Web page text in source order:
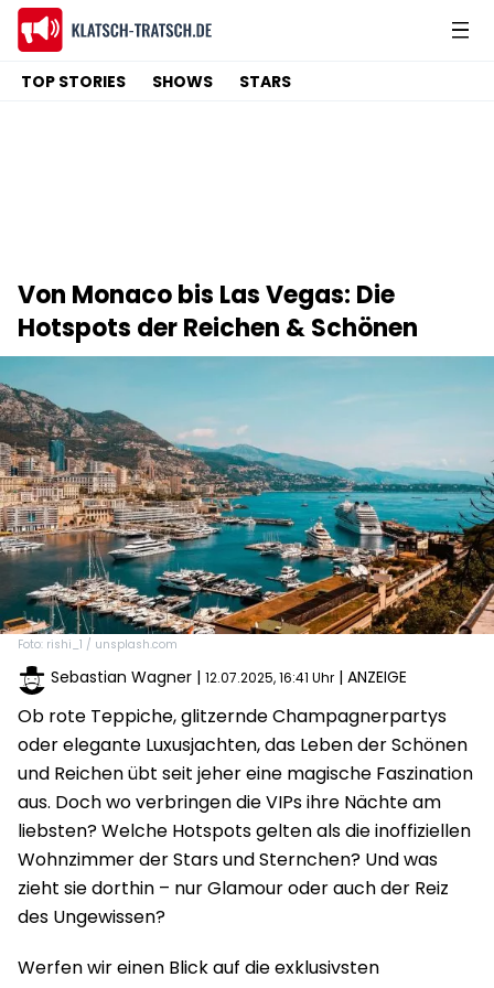
TOP STORIES SHOWS STARS
Von Monaco bis Las Vegas: Die
Hotspots der Reichen & Schönen
Foto: rishi_1 / unsplash.com
Sebastian Wagner | 12.07.2025, 16:41 Uhr | ANZEIGE
Ob rote Teppiche, glitzernde Champagnerpartys
oder elegante Luxusjachten, das Leben der Schönen
und Reichen übt seit jeher eine magische Faszination
aus. Doch wo verbringen die VIPs ihre Nächte am
liebsten? Welche Hotspots gelten als die inoffiziellen
Wohnzimmer der Stars und Sternchen? Und was
zieht sie dorthin – nur Glamour oder auch der Reiz
des Ungewissen?
Werfen wir einen Blick auf die exklusivsten